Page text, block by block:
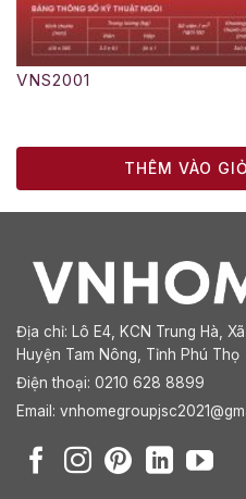
VNS2001
THÊM VÀO GIỎ
Địa chỉ: Lô E4, KCN Trung Hà,
Huyện Tam Nông, Tỉnh Phú Thọ
Điện thoại: 0210 628 8899
Email: